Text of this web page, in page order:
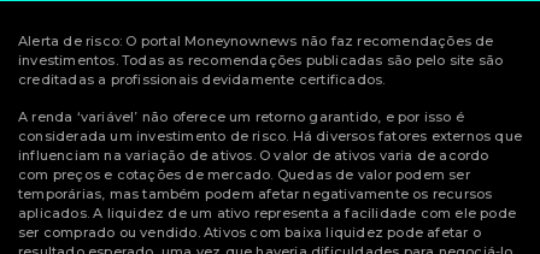
Alerta de risco: O portal Moneynownews não faz recomendações de
investimentos. Todas as recomendações publicadas são pelo site são
creditadas a profissionais devidamente certificados.
A renda ‘variável’ não oferece um retorno garantido, e por isso é
considerada um investimento de risco. Há diversos fatores externos que
influenciam na variação de ativos. O valor de ativos varia de acordo
com preços e cotações de mercado. Quedas de valor podem ser
temporárias, mas também podem afetar negativamente os recursos
aplicados. A liquidez de um ativo representa a facilidade com ele pode
ser comprado ou vendido. Ativos com baixa liquidez pode afetar o